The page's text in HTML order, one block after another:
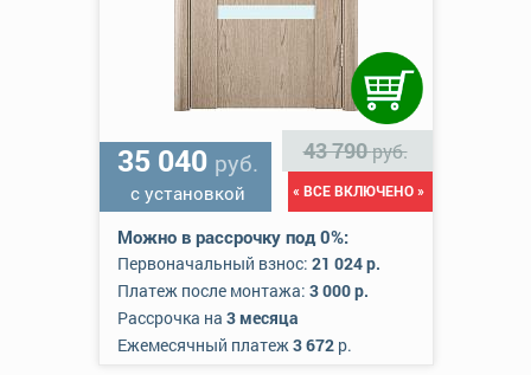
35 040 руб.
с установкой
43 790руб.
« ВСЕ ВКЛЮЧЕНО »
Можно в рассрочку под 0%:
Первоначальный взнос: 21 024 р.
Платеж после монтажа: 3 000 р.
Рассрочка на 3 месяца
Ежемесячный платеж3 672р.